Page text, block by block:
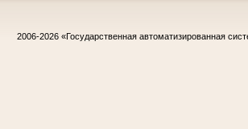
2006-2026 «Государственная автоматизированная